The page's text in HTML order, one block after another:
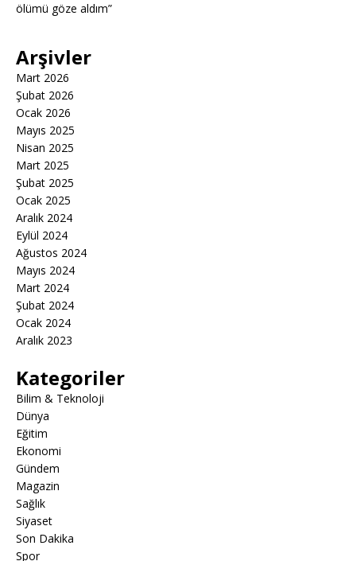
ölümü göze aldım”
Arşivler
Mart 2026
Şubat 2026
Ocak 2026
Mayıs 2025
Nisan 2025
Mart 2025
Şubat 2025
Ocak 2025
Aralık 2024
Eylül 2024
Ağustos 2024
Mayıs 2024
Mart 2024
Şubat 2024
Ocak 2024
Aralık 2023
Kategoriler
Bilim & Teknoloji
Dünya
Eğitim
Ekonomi
Gündem
Magazin
Sağlık
Siyaset
Son Dakika
Spor